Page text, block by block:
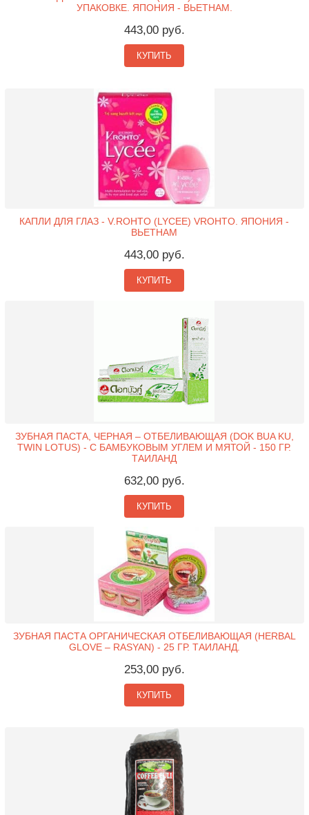
УПАКОВКЕ. ЯПОНИЯ - ВЬЕТНАМ.
443,00 руб.
КУПИТЬ
КАПЛИ ДЛЯ ГЛАЗ - V.ROHTO (LYCEE) VROHTO. ЯПОНИЯ -
ВЬЕТНАМ
443,00 руб.
КУПИТЬ
ЗУБНАЯ ПАСТА, ЧЕРНАЯ – ОТБЕЛИВАЮЩАЯ (DOK BUA KU,
TWIN LOTUS) - С БАМБУКОВЫМ УГЛЕМ И МЯТОЙ - 150 ГР.
ТАИЛАНД
632,00 руб.
КУПИТЬ
ЗУБНАЯ ПАСТА ОРГАНИЧЕСКАЯ ОТБЕЛИВАЮЩАЯ (HERBAL
GLOVE – RASYAN) - 25 ГР. ТАИЛАНД.
253,00 руб.
КУПИТЬ